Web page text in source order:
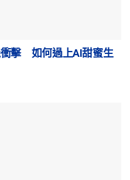
擊 如何過上AI甜蜜生